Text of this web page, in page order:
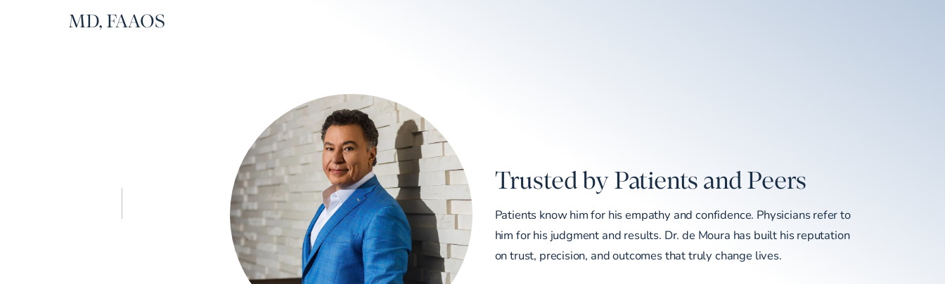
MD, FAAOS
Trusted by Patients and Peers
Patients know him for his empathy and confidence. Physicians refer to
him for his judgment and results. Dr. de Moura has built his reputation
on trust, precision, and outcomes that truly change lives.